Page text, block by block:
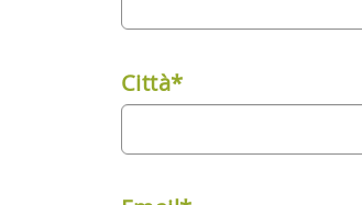
Città*